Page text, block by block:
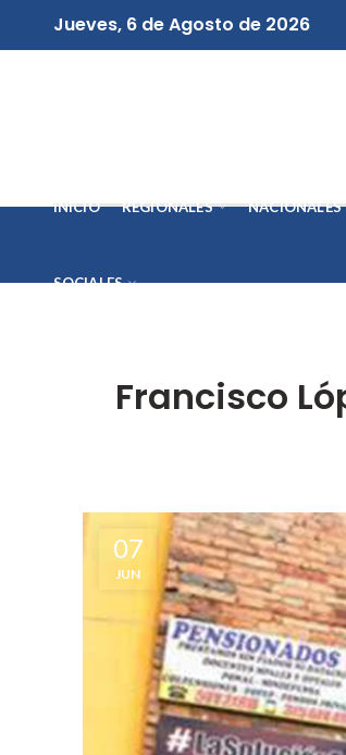
Jueves, 6 de Agosto de 2026
INICIO REGIONALES NACIONALES
SOCIALES
Francisco
07
JUN